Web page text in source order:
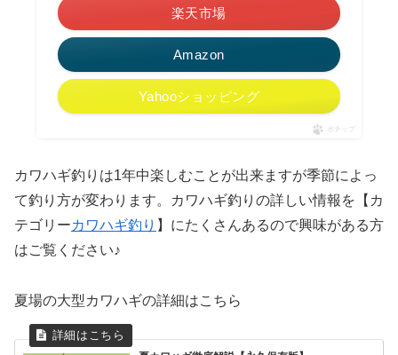
Amazon
楽天市場
Yahooショッピング
ポチップ
カワハギ釣りは1年中楽しむことが出来ますが季節によっ
て釣り方が変わります。カワハギ釣りの詳しい情報を【カ
テゴリーカワハギ釣り 】にたくさんあるので興味がある方
はご覧ください♪
夏場の大型カワハギの詳細はこちら